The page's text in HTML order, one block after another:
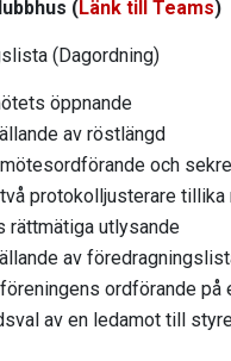
(Länk till Teams)
(Dagordning)
öppnande
av röstlängd
och
protokolljusterare tillika
rättmätiga utlysande
av
ordförande på
av en ledamot till